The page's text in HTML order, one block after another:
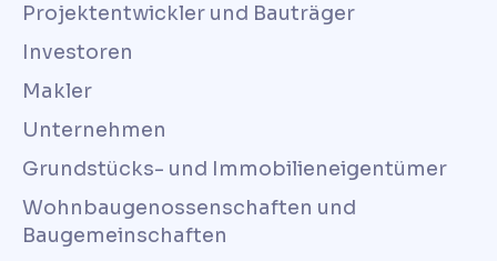
Projektentwickler und Bauträger
Investoren
Makler
Unternehmen
Grundstücks- und Immobilieneigentümer
Wohnbaugenossenschaften und
Baugemeinschaften